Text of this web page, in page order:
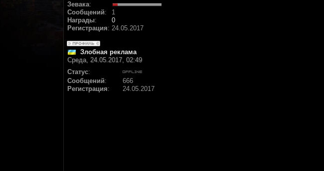
Зевака:
Сообщений:
1
Награды:
0
Регистрация: 24.05.2017
Злобная реклама
Среда, 24.05.2017, 02:49
Статус:
Сообщений:
666
Регистрация: 24.05.2017